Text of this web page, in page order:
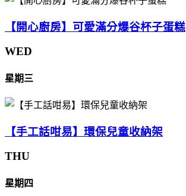
【開心廚房】可愛滿分爆谷杯子蛋糕
WED
星期三
【手工話咁易】環保兒童收納架
THU
星期四